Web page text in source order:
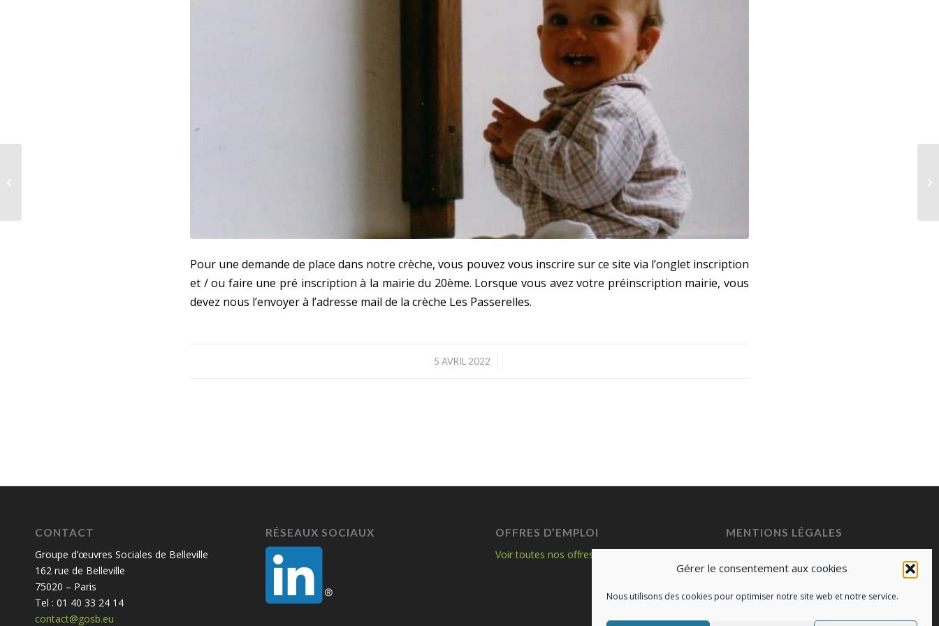
Gérer le consentement aux cookies
Nous utilisons des cookies pour optimiser notre site web et notre service.
Pour une demande de place dans notre crèche, vous pouvez vous inscrire sur ce site via l’onglet inscription
et / ou faire une pré inscription à la mairie du 20ème. Lorsque vous avez votre préinscription mairie, vous
devez nous l’envoyer à l’adresse mail de la crèche Les Passerelles.
5 AVRIL 2022
/
CONTACT
Groupe d’œuvres Sociales de Belleville
162 rue de Belleville
75020 – Paris
Tel : 01 40 33 24 14
contact@gosb.eu
RÉSEAUX SOCIAUX OFFRES D’EMPLOI
Voir toutes nos offres
MENTIONS LÉGALES
Politique de cookies (EU)